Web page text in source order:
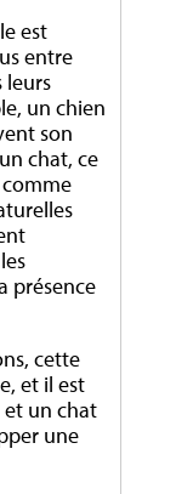
est
entre
leurs
un chien
son
chat, ce
présence
cette
et il est
un chat
une